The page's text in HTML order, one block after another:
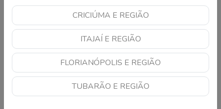
CRICIÚMA E REGIÃO
ITAJAÍ E REGIÃO
FLORIANÓPOLIS E REGIÃO
TUBARÃO E REGIÃO
1 2 3